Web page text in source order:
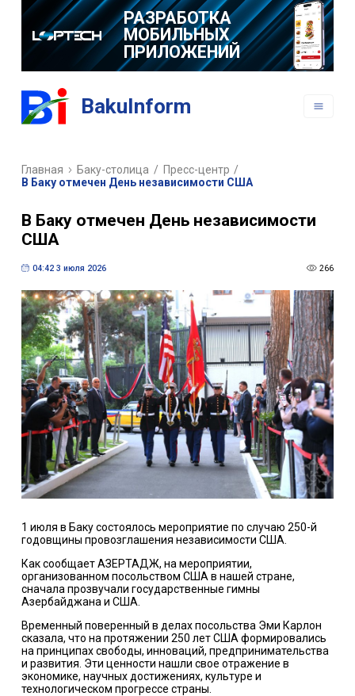
РАЗРАБОТКА
МОБИЛЬНЫХ
ПРИЛОЖЕНИЙ
BakuInform
Главная Баку-столица / Пресс-центр /
В Баку отмечен День независимости США
В Баку отмечен День независимости
США
04:42 3 июля 2026 266
1 июля в Баку состоялось мероприятие по случаю 250-й
годовщины провозглашения независимости США.
Как сообщает АЗЕРТАДЖ, на мероприятии,
организованном посольством США в нашей стране,
сначала прозвучали государственные гимны
Азербайджана и США.
Временный поверенный в делах посольства Эми Карлон
сказала, что на протяжении 250 лет США формировались
на принципах свободы, инноваций, предпринимательства
и развития. Эти ценности нашли свое отражение в
экономике, научных достижениях, культуре и
технологическом прогрессе страны.